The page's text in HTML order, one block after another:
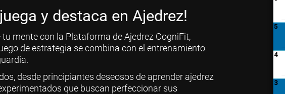
y destaca en Ajedrez!
tu mente con la Plataforma de Ajedrez CogniFit,
de estrategia se combina con el entrenamiento
desde principiantes deseosos de aprender ajedrez
que buscan perfeccionar sus